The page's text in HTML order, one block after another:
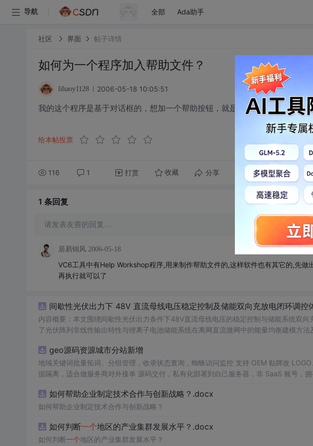
导航 全部 Ada助手
社区 界面 帖子详情
如何为一个程序加入帮助文件？
lihaoy1128 2006-05-18 10:05:51
我的这个程序是基于对话框的，想加一个帮助按钮，就是使用说明等等
给本帖投票
116 1 打赏 收藏 分享 转发到动态
1 条回复
请发表友善的回复…
居易锦风 2006-05-18
VC6工具中有Help Workshop程序,用来制作帮助文件的,这样软件也有其它的,先做
再执行就可以了
间歇性光伏出力下 48V 直流母线电压稳定控制及储能双向充放电闭环调控
内容概要：本文围绕间歇性光伏出力条件下48V直流母线电压的稳定控制与储能系统双
了光伏阵列非线性输出特性与锂离子电池储能系统在离网直流微网中的能量均衡建模方
跟踪（MPPT）与储能系统的协同控制，有效应对光照波动引起的功率供需失衡问题。研
多种先进控制算法，显著提升了系统的动态响应速度与直流母线电压稳定性，并实现了
微网的供电可靠性与能源利用效率具有重要理论价值和工程意义。; 适合人群：具备电力电子、新能源系统或自动控制等相关领域基础知识
能系统Simulink仿真模型；② 实现间歇性光照条件下48V直流母线电压的精确稳定控制
与储能充放电策略之间的协同机制，提升系统在复杂工况下的运行稳定性与鲁棒性；④
注MPPT控制策略的实现、双向DC-DC变换器的设计以及电压外环与电流内环构成的双闭
强度变化曲线和负载投切工况，全面测试和评估系统的动态响应能力与控制性能。
geo源码资源城市分站新增
地域关键词批量拓词、分组管理，收录状态查询，蜘蛛访问监控 支持 OEM 贴牌改
据隔离，适合做服务商对外接单 源码交付，私有化部署到自己服务器，非 SaaS 账号，
如何帮助企业制定技术合作与创新战略？.docx
如何帮助企业制定技术合作与创新战略？
如何判断一个地区的产业集群发展水平？.docx
如何判断一个地区的产业集群发展水平？